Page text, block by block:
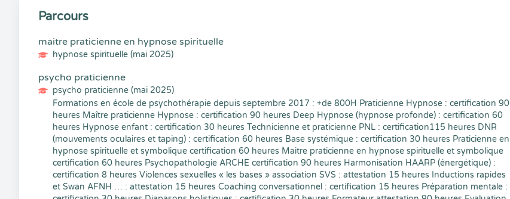
Parcours
maitre praticienne en hypnose spirituelle
hypnose spirituelle (mai 2025)
psycho praticienne
psycho praticienne (mai 2025)
Formations en école de psychothérapie depuis septembre 2017 : +de 800H Praticienne Hypnose : certification 90
heures Maître praticienne Hypnose : certification 90 heures Deep Hypnose (hypnose profonde) : certification 60
heures Hypnose enfant : certification 30 heures Technicienne et praticienne PNL : certification115 heures DNR
(mouvements oculaires et taping) : certification 60 heures Base systémique : certification 30 heures Praticienne en
hypnose spirituelle et symbolique certification 60 heures Maitre praticienne en hypnose spirituelle et symbolique
certification 60 heures Psychopathologie ARCHE certification 90 heures Harmonisation HAARP (énergétique) :
certification 8 heures Violences sexuelles « les bases » association SVS : attestation 15 heures Inductions rapides
et Swan AFNH … : attestation 15 heures Coaching conversationnel : certification 15 heures Préparation mentale :